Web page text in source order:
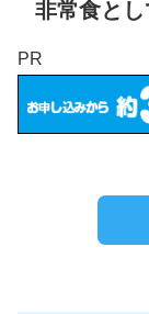
非常食と
PR